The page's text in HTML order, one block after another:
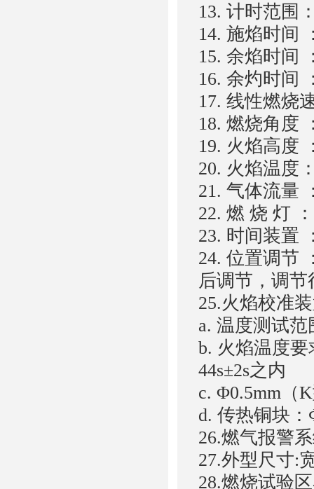
13. 计时范围
14. 施焰时间
15. 余焰时间
16. 余灼时间
17. 线性燃烧
18. 燃烧角度
19. 火焰高度
20. 火焰温度
21. 气体流量
22. 燃 烧 灯
23. 时间装置
24. 位置调节
后调节，调节
25.火焰校准
a. 温度测试
b. 火焰温度
44s±2s之内
c. Φ0.5mm（
d. 传热铜块：
26.燃气报警
27.外型尺寸:
28.燃烧试验